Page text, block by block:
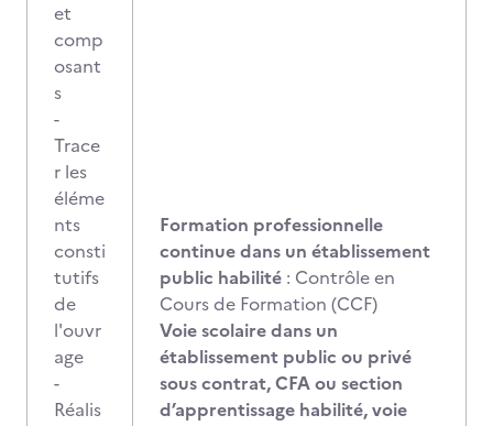
et
comp
osant
s
-
Trace
r les
éléme
nts
consti
tutifs
de
l'ouvr
age
-
Réalis
Formation professionnelle
continue dans un établissement
public habilité : Contrôle en
Cours de Formation (CCF)
Voie scolaire dans un
établissement public ou privé
sous contrat, CFA ou section
d’apprentissage habilité, voie